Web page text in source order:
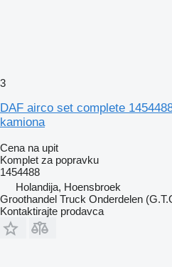
3
DAF airco set complete
kamiona
Cena na upit
Komplet za popravku
1454488
Holandija, Hoensbroek
Groothandel Truck Onderdelen
Kontaktirajte prodavca